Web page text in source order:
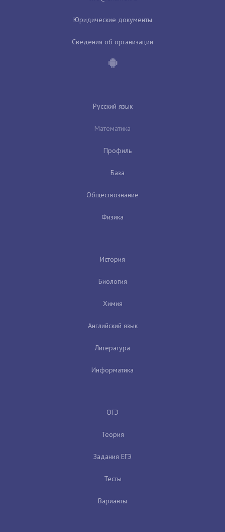
Юридические документы
Сведения об организации
Русский язык
Математика
Профиль
База
Обществознание
Физика
История
Биология
Химия
Английский язык
Литература
Информатика
ОГЭ
Теория
Задания ЕГЭ
Тесты
Варианты